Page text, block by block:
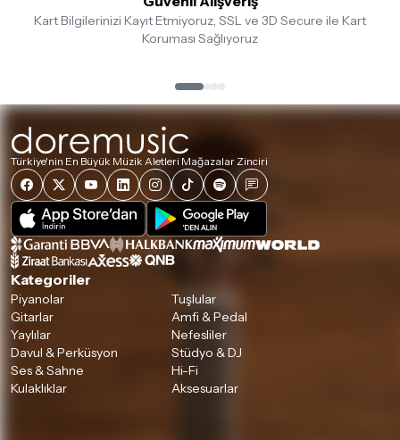
İade ve değişim koşulları, ürün kategorilerine göre farklılık
gösterebilir. Lütfen satın almadan önce ilgili ürünün
Kart Bilgilerinizi Kayıt Etmiyoruz, SSL ve 3D Secure ile Kart
Koruması Sağlıyoruz
Türkiye'nin En Büyük Müzik Aletleri Mağazalar Zinciri
Kategoriler
Piyanolar
Tuşlular
Gitarlar
Amfi & Pedal
Yaylılar
Nefesliler
Davul & Perküsyon
Stüdyo & DJ
Ses & Sahne
Hi-Fi
Kulaklıklar
Aksesuarlar